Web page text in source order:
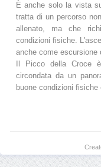
È anche solo la vista
tratta di un percorso
allenato, ma che
condizioni fisiche.
anche come escursione
Il Picco della Croce
circondata da un
buone condizioni fisiche